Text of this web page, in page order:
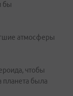
бы
атмосферы
чтобы
планета была